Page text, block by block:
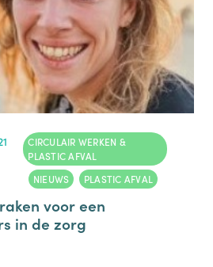
CIRCULAIR WERKEN &
PLASTIC AFVAL
NIEUWS PLASTIC AFVAL
voor een
in de zorg